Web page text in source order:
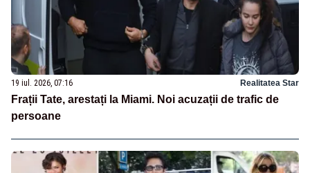
19 iul. 2026, 07:16 Realitatea Star
Frații Tate, arestați la Miami. Noi acuzații de trafic de
persoane